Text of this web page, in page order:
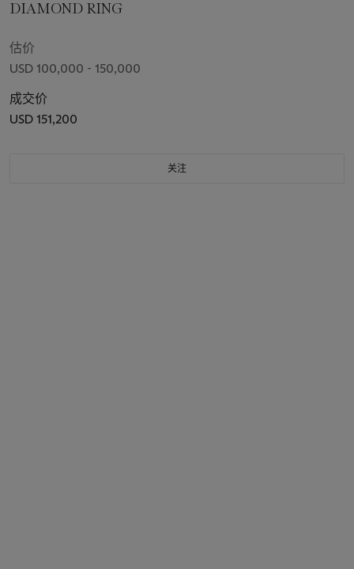
DIAMOND RING
估价
USD 100,000 - 150,000
成交价
USD 151,200
关注